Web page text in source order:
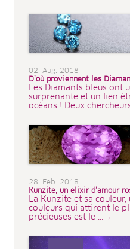
02. Aug. 2018
D’où proviennent les
Les Diamants bleus
surprenante et un lien
océans ! Deux
28. Feb. 2018
Kunzite, un elixir d’amour
La Kunzite et sa
couleurs qui attirent le
précieuses est le ...→